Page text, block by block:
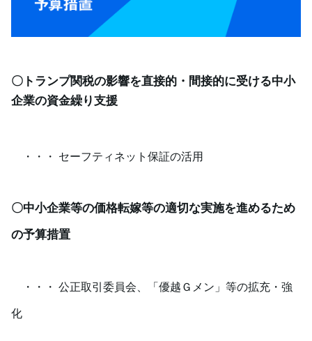
〇トランプ関税の影響を直接的・間接的に受ける中小
企業の資金繰り支援
・・・ セーフティネット保証の活用
〇中小企業等の価格転嫁等の適切な実施を進めるため
の予算措置
・・・ 公正取引委員会、「優越Ｇメン」等の拡充・強
化